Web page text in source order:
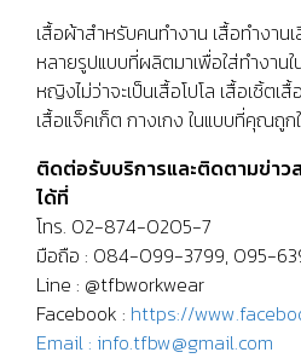
เสื้อผ้าสำหรับคนทำงาน เสื้อทำงาน
หลายรูปแบบที่ผลิตมาเพื่อใส่ทำงาน
หญิงไม่ว่าจะเป็นเสื้อโปโล เสื้อเชิ้ต
เสื้อแจ็คเก็ต กางเกง ในแบบที่คุณถูก
ติดต่อรับบริการและติดตามข่าว
ได้ที่
โทร. 02-874-0205-7
มือถือ : 084-099-3799, 095-
Line : @tfbworkwear
Facebook : https://
Email : info.tfbw@gmail.com